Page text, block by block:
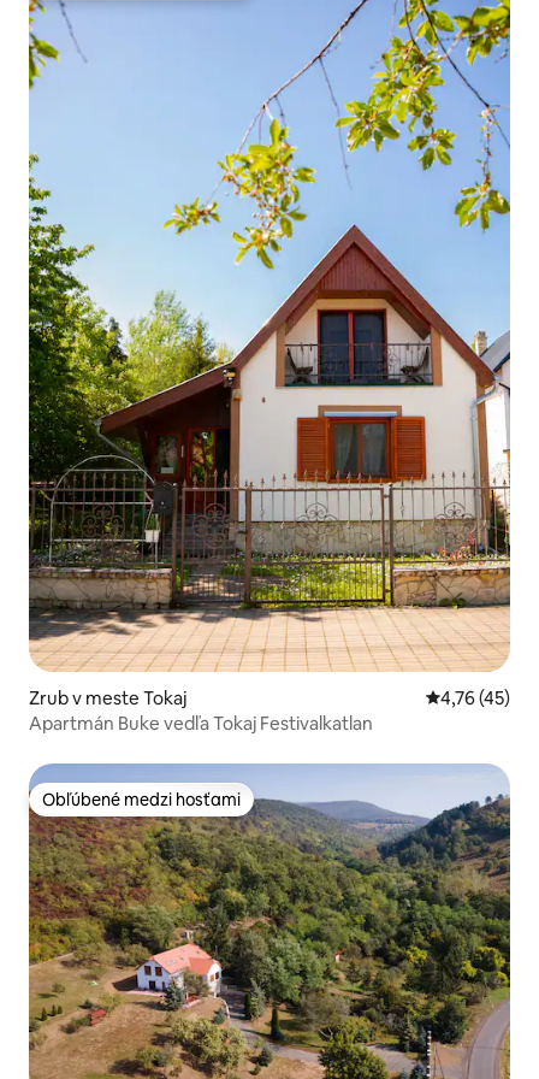
Zrub v meste Tokaj Priemerné
4,76 (45)
Apartmán Buke vedľa Tokaj Festivalkatlan
Obľúbené medzi hosťami
Obľúbené medzi hosťami